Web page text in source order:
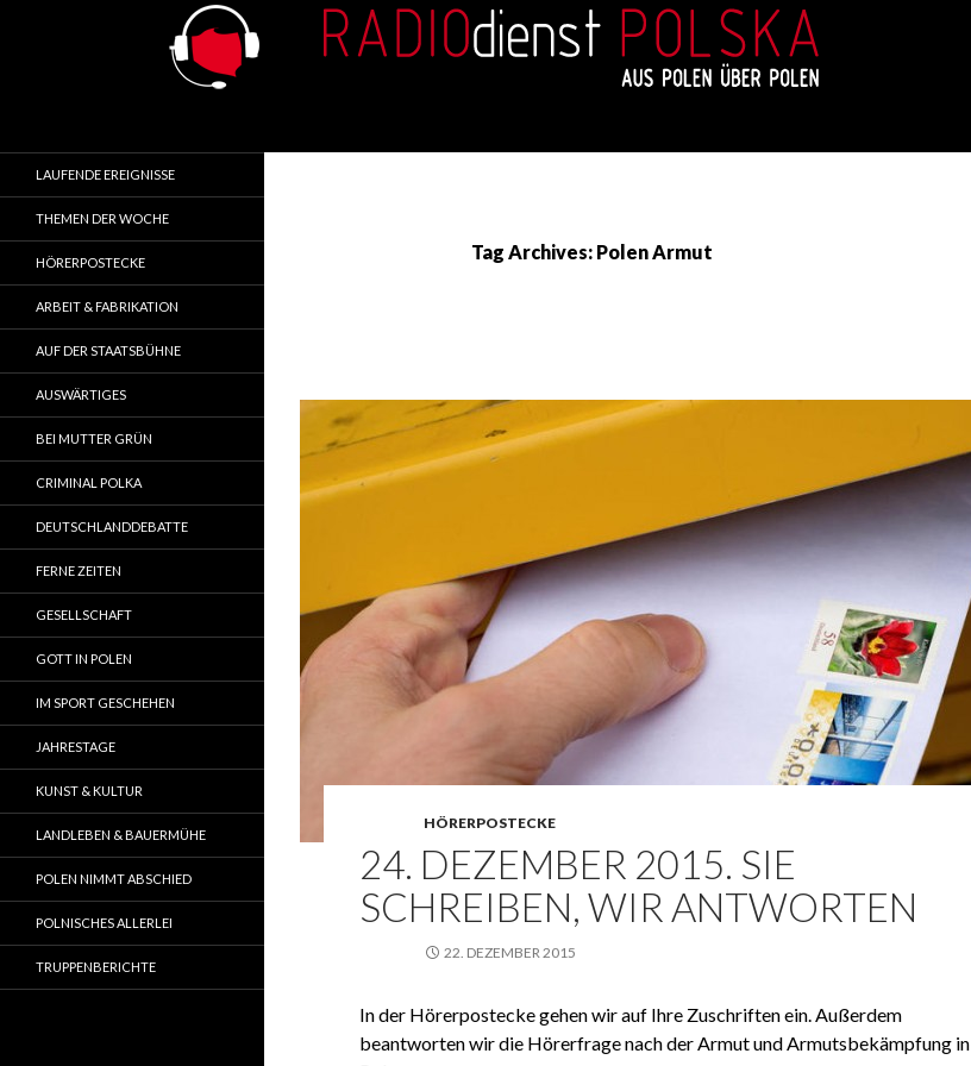
Tag Archives: Polen Armut
HÖRERPOSTECKE
24. DEZEMBER 2015. SIE
SCHREIBEN, WIR ANTWORTEN
22. DEZEMBER 2015
In der Hörerpostecke gehen wir auf Ihre Zuschriften ein. Außerdem
beantworten wir die Hörerfrage nach der Armut und Armutsbekämpfung in
LAUFENDE EREIGNISSE
THEMEN DER WOCHE
HÖRERPOSTECKE
ARBEIT & FABRIKATION
AUF DER STAATSBÜHNE
AUSWÄRTIGES
BEI MUTTER GRÜN
CRIMINAL POLKA
DEUTSCHLANDDEBATTE
FERNE ZEITEN
GESELLSCHAFT
GOTT IN POLEN
IM SPORT GESCHEHEN
JAHRESTAGE
KUNST & KULTUR
LANDLEBEN & BAUERMÜHE
POLEN NIMMT ABSCHIED
POLNISCHES ALLERLEI
TRUPPENBERICHTE